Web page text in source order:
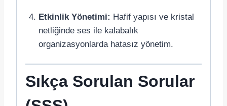
Etkinlik Yönetimi: Hafif yapısı ve kristal
netliğinde ses ile kalabalık
organizasyonlarda hatasız yönetim.
Sıkça Sorulan Sorular